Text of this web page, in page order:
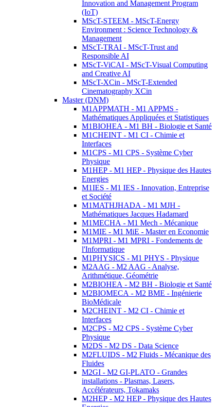
Innovation and Management Program
(IoT)
MScT-STEEM - MScT-Energy
Environment : Science Technology &
Management
MScT-TRAI - MScT-Trust and
Responsible AI
MScT-ViCAI - MScT-Visual Computing
and Creative AI
MScT-XCin - MScT-Extended
Cinematography XCin
Master (DNM)
M1APPMATH - M1 APPMS -
Mathématiques Appliquées et Statistiques
M1BIOHEA - M1 BH - Biologie et Santé
M1CHEINT - M1 CI - Chimie et
Interfaces
M1CPS - M1 CPS - Système Cyber
Physique
M1HEP - M1 HEP - Physique des Hautes
Energies
M1IES - M1 IES - Innovation, Entreprise
et Société
M1MATHJHADA - M1 MJH -
Mathématiques Jacques Hadamard
M1MECHA - M1 Mech - Mécanique
M1MIE - M1 MiE - Master en Economie
M1MPRI - M1 MPRI - Fondements de
l'Informatique
M1PHYSICS - M1 PHYS - Physique
M2AAG - M2 AAG - Analyse,
Arithmétique, Géométrie
M2BIOHEA - M2 BH - Biologie et Santé
M2BIOMECA - M2 BME - Ingénierie
BioMédicale
M2CHEINT - M2 CI - Chimie et
Interfaces
M2CPS - M2 CPS - Système Cyber
Physique
M2DS - M2 DS - Data Science
M2FLUIDS - M2 Fluids - Mécanique des
Fluides
M2GI - M2 GI-PLATO - Grandes
installations - Plasmas, Lasers,
Accélérateurs, Tokamaks
M2HEP - M2 HEP - Physique des Hautes